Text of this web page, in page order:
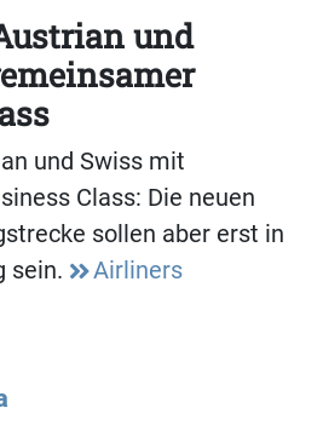
und
und Swiss mit
Class: Die neuen
sollen aber erst in
sein.
Airliners